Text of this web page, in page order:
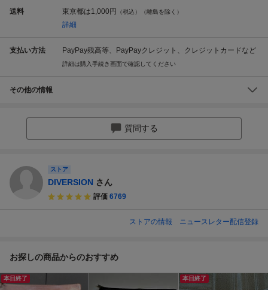
送料 東京都は1,000円 （税込）（離島を除く）
詳細
支払い方法 PayPay残高等、PayPayクレジット、クレジットカードなど
詳細は購入手続き画面で確認してください
その他の情報
質問する
ストア
DIVERSION さん
評価 6769
ストアの情報 ニュースレター配信登録
お探しの商品からのおすすめ
本日終了 本日終了